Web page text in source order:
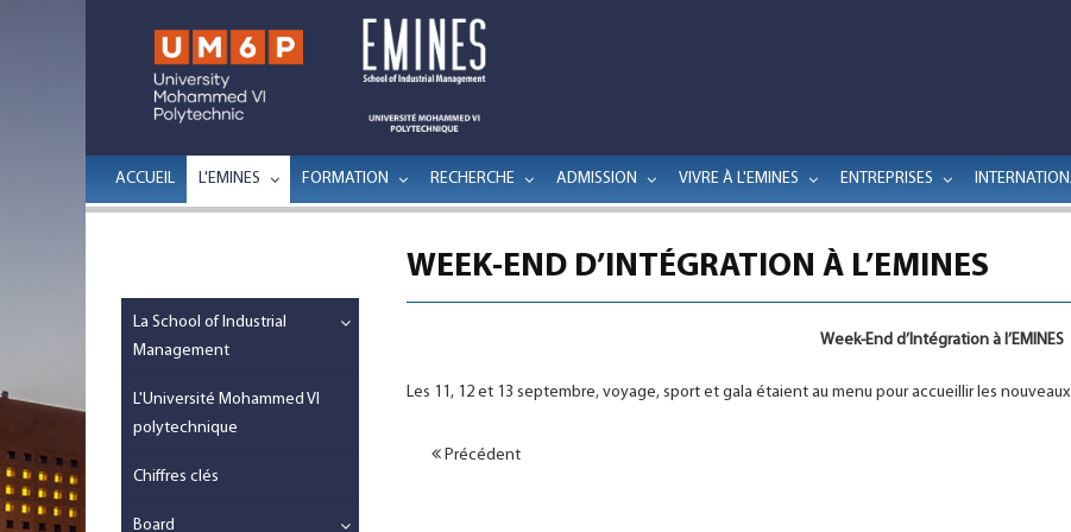
ACCUEIL L'EMINES FORMATION RECHERCHE ADMISSION VIVRE À L'EMINES ENTREPRISES
WEEK-END D’INTÉGRATION À L’EMINES
Week-End d’Intégration à l’EMINES
Les 11, 12 et 13 septembre, voyage, sport et gala étaient au menu pour accueillir les nouveaux
Précédent
La School of Industrial
Management
L'Université Mohammed VI
polytechnique
Chiffres clés
Board